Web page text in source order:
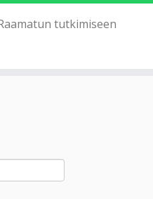
tutkimiseen